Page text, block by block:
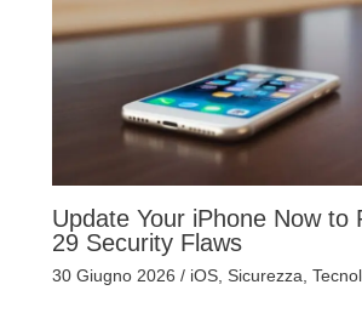
Update Your iPhone Now to
29 Security Flaws
30 Giugno 2026 / iOS, Sicurezza,